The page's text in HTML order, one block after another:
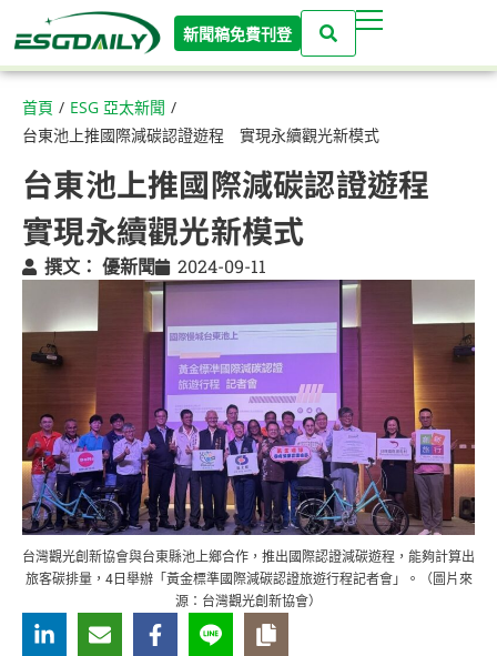
新聞稿免費刊登
首頁 / ESG 亞太新聞 /
台東池上推國際減碳認證遊程 實現永續觀光新模式
台東池上推國際減碳認證遊程
實現永續觀光新模式
撰文： 優新聞 2024-09-11
台灣觀光創新協會與台東縣池上鄉合作，推出國際認證減碳遊程，能夠計算出
旅客碳排量，4日舉辦「黃金標準國際減碳認證旅遊行程記者會」。（圖片來
源：台灣觀光創新協會）